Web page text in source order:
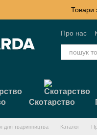
Товари
Про нас
Скотарство
для тваринництва Каталог